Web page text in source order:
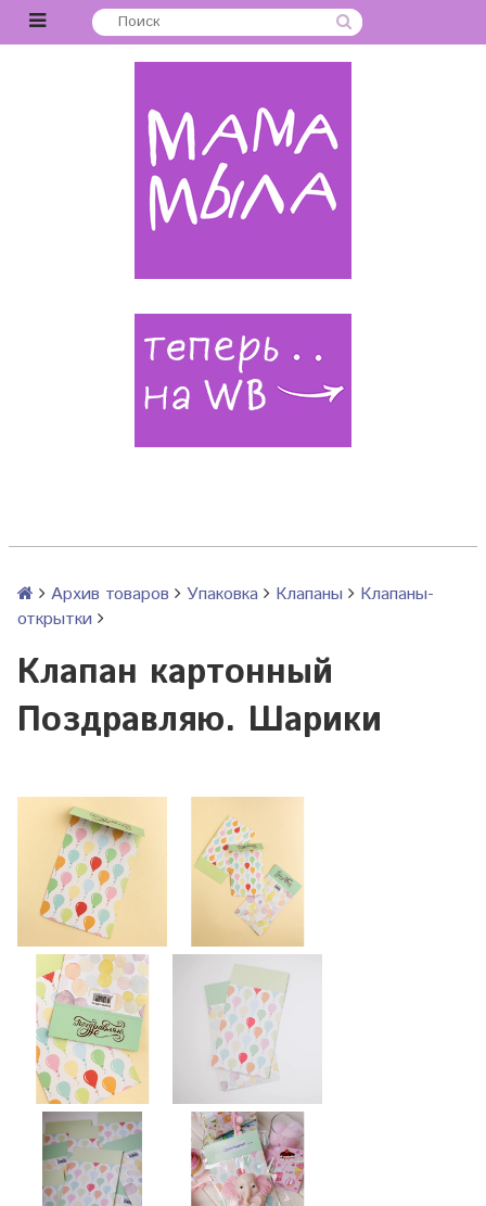
Архив товаров Упаковка Клапаны
Клапаны-
открытки
Клапан картонный
Поздравляю. Шарики